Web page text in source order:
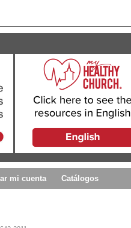
mi cuenta Catálogos